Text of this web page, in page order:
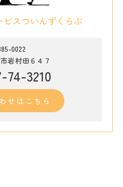
スついんずくらぶ
0022
岩村田６４７
74-3210
せはこちら